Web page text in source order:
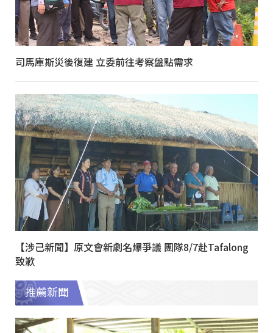
司馬庫斯災後復建 立委前往考察盤點需求
【涉己新聞】原文會新劇名爆爭議 團隊8/7赴Tafalong
致歉
推薦新聞